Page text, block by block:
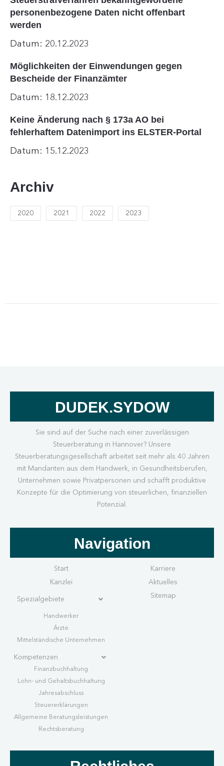
personenbezogene Daten nicht offenbart
werden
Datum: 20.12.2023
Möglichkeiten der Einwendungen gegen
Bescheide der Finanzämter
Datum: 18.12.2023
Keine Änderung nach § 173a AO bei
fehlerhaftem Datenimport ins ELSTER-Portal
Datum: 15.12.2023
Archiv
2020 2021 2022 2023
DUDEK.SYDOW
Sie sind auf der Suche nach einer zuverlässigen
Steuerberatung in Hannover? Unsere
Steuerberatungsgesellschaft arbeitet seit mehr als 40 Jahren
mit Mandanten aus dem Handwerk, in Gesundheitsberufen,
Unternehmen sowie Privatpersonen und schafft produktive
Konzepte für die Optimierung von steuerlichen, finanziellen
Potenzial.
Navigation
Start
Kanzlei
Spezialgebiete
Handwerker
Ärzte
Mittelständische Unternehmen
Kompetenzen
Finanzbuchhaltung
Lohn- und Gehaltsbuchhaltung
Jahresabschluss
Steuererklärungen
Allgemeine Beratungsleistungen
Rechtsberatung
Karriere
Aktuelles
Sitemap